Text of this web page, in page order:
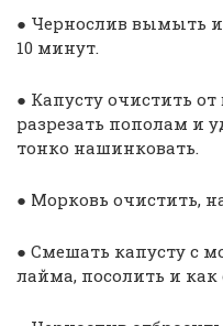
● Чернослив вымыть и
10 минут.
● Капусту очистить
разрезать пополам и
тонко нашинковать.
● Морковь очистить,
● Смешать капусту с
лайма, посолить и как